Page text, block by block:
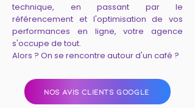
technique, en passant par le
référencement et l'optimisation de vos
performances en ligne, votre agence
s'occupe de tout.
Alors ? On se rencontre autour d'un café ?
NOS AVIS CLIENTS GOOGLE